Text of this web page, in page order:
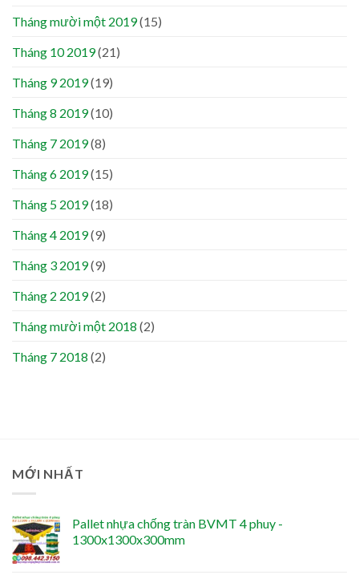
Tháng mười một 2019(15)
Tháng 10 2019(21)
Tháng 9 2019(19)
Tháng 8 2019(10)
Tháng 7 2019(8)
Tháng 6 2019(15)
Tháng 5 2019(18)
Tháng 4 2019(9)
Tháng 3 2019(9)
Tháng 2 2019(2)
Tháng mười một 2018 (2)
Tháng 7 2018 (2)
MỚI NHẤT
Pallet nhựa chống tràn BVMT 4 phuy -
1300x1300x300mm